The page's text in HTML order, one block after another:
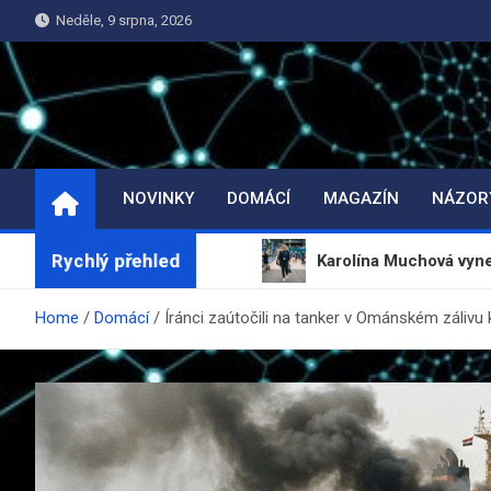
to
content
Neděle, 9 srpna, 2026
NOVINKY DOMÁCÍ MAGAZÍN
Rychlý přehled
reformy Karolína Muchová vynechá turnaj v
Home Domácí Íránci zaútočili na tanker v Ománském zálivu